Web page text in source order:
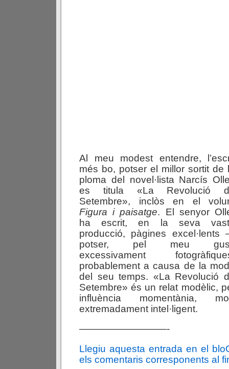
Al meu modest entendre,
més bo, potser el millor sortit de
ploma del novel·lista Narcís
es titula «La Revolució
Setembre», inclòs en el
Figura i paisatge. El senyor
ha escrit, en la seva
producció, pàgines excel·lents
potser, pel meu
excessivament
probablement a causa de la
del seu temps. «La Revolució
Setembre» és un relat modèlic,
influència momentània,
extremadament intel·ligent.
—————————-
Llegiu aquesta entrada en el
els comentaris corresponents al